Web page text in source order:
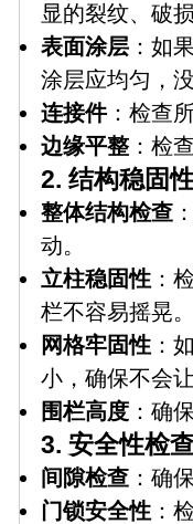
显的裂纹、破
表面涂层 ：如
涂层应均匀，
连接件：检查
边缘平整：检
2. 结构稳固
整体结构检查
动。
立柱稳固性 ：
栏不容易摇晃
网格牢固性 ：
小，确保不会
围栏高度 ：确
3. 安全性检
间隙检查 ：确
门锁安全性 ：